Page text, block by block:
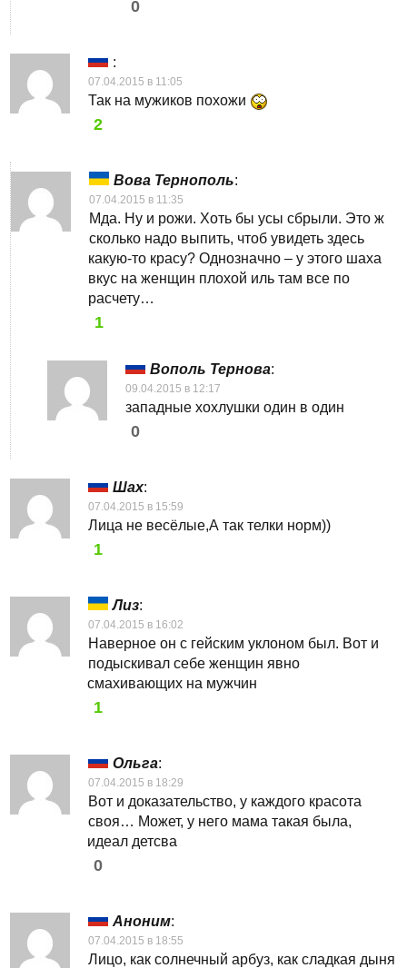
0
:
07.04.2015 в 11:05
Так на мужиков похожи
2
Вова Тернополь:
07.04.2015 в 11:35
Мда. Ну и рожи. Хоть бы усы сбрыли. Это ж
сколько надо выпить, чтоб увидеть здесь
какую-то красу? Однозначно – у этого шаха
вкус на женщин плохой иль там все по
расчету…
1
Вополь Тернова:
09.04.2015 в 12:17
западные хохлушки один в один
0
Шах:
07.04.2015 в 15:59
Лица не весёлые,А так телки норм))
1
Лиз:
07.04.2015 в 16:02
Наверное он с гейским уклоном был. Вот и
подыскивал себе женщин явно
смахивающих на мужчин
1
Ольга:
07.04.2015 в 18:29
Вот и доказательство, у каждого красота
своя… Может, у него мама такая была,
идеал детсва
0
Аноним:
07.04.2015 в 18:55
Лицо, как солнечный арбуз, как сладкая дыня